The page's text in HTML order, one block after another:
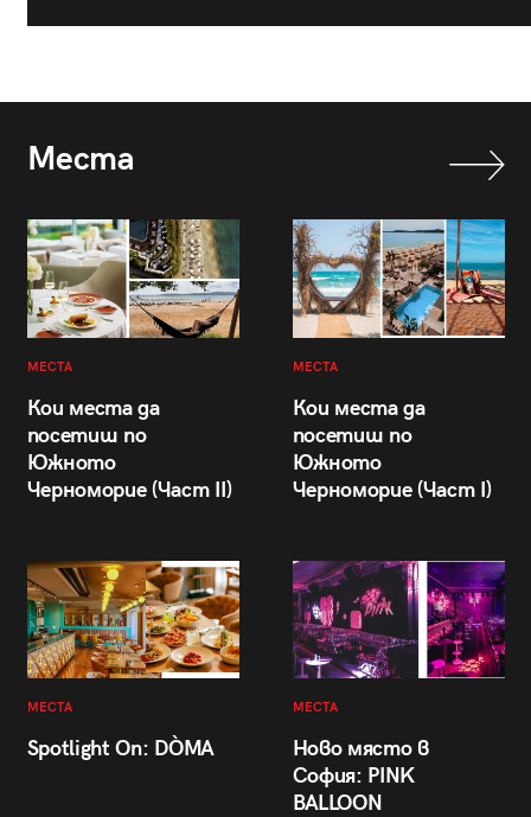
Места
МЕСТА
Кои места да
посетиш по
Южното
Черноморие (Част II)
МЕСТА
Кои места да
посетиш по
Южното
Черноморие (Част I)
МЕСТА
Spotlight On: DÒMA
МЕСТА
Ново място в
София: PINK
BALLOON